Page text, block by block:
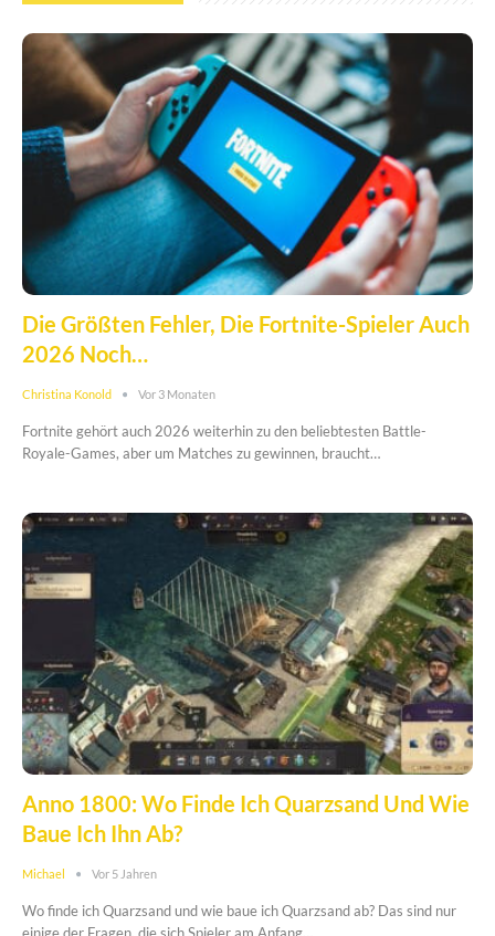
Die Größten Fehler, Die Fortnite-Spieler Auch
2026 Noch…
Christina Konold Vor 3 Monaten
Fortnite gehört auch 2026 weiterhin zu den beliebtesten Battle-
Royale-Games, aber um Matches zu gewinnen, braucht…
Anno 1800: Wo Finde Ich Quarzsand Und Wie
Baue Ich Ihn Ab?
Michael Vor 5 Jahren
Wo finde ich Quarzsand und wie baue ich Quarzsand ab? Das sind nur